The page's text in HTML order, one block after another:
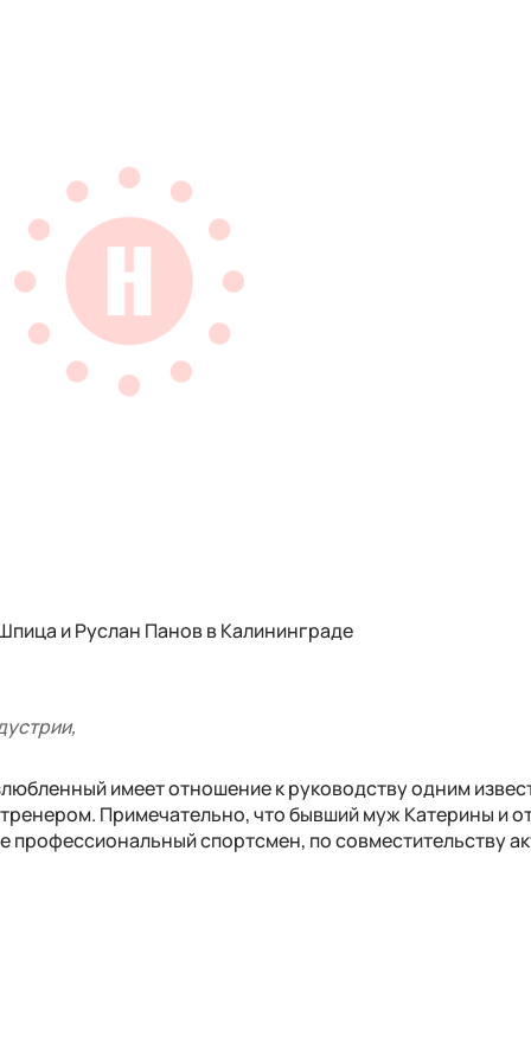
и Руслан Панов в Калининграде
имеет отношение к руководству одним
Примечательно, что бывший муж Катерины и
профессиональный спортсмен, по совместительству